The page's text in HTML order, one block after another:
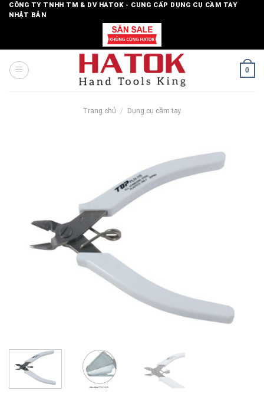
SkipCÔNG TY TNHH TM & DV HATOK - CUNG CẤP DỤNG CỤ CẦM TAY
NHẬT BẢN
0
Trang chủ / Dụng cụ cầm tay